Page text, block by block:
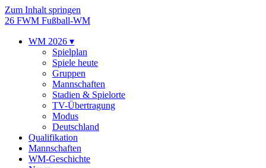
Zum Inhalt springen
26 FWM Fußball-WM
WM 2026 ▾
Spielplan
Spiele heute
Gruppen
Mannschaften
Stadien & Spielorte
TV-Übertragung
Modus
Deutschland
Qualifikation
Mannschaften
WM-Geschichte